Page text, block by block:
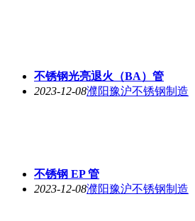
不锈钢光亮退火（BA）管
2023-12-08濮阳豫沪不锈钢制造
不锈钢 EP 管
2023-12-08濮阳豫沪不锈钢制造